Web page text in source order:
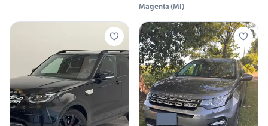
Magenta (MI)